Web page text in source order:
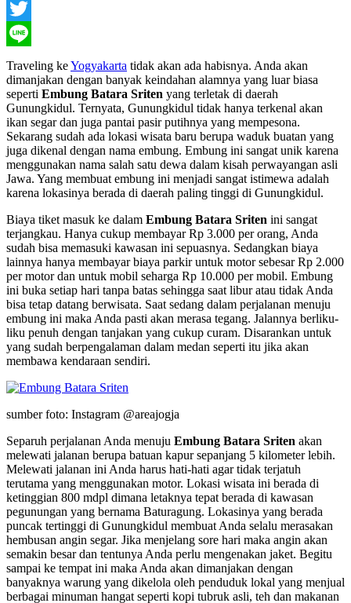
WhatsApp
Twitter
Line
Traveling keYogyakarta tidak akan ada habisnya. Anda akan
dimanjakan dengan banyak keindahan alamnya yang luar biasa
seperti Embung Batara Sriten yang terletak di daerah
Gunungkidul. Ternyata, Gunungkidul tidak hanya terkenal akan
ikan segar dan juga pantai pasir putihnya yang mempesona.
Sekarang sudah ada lokasi wisata baru berupa waduk buatan yang
juga dikenal dengan nama embung. Embung ini sangat unik karena
menggunakan nama salah satu dewa dalam kisah perwayangan asli
Jawa. Yang membuat embung ini menjadi sangat istimewa adalah
karena lokasinya berada di daerah paling tinggi di Gunungkidul.
Biaya tiket masuk ke dalam Embung Batara Sriten ini sangat
terjangkau. Hanya cukup membayar Rp 3.000 per orang, Anda
sudah bisa memasuki kawasan ini sepuasnya. Sedangkan biaya
lainnya hanya membayar biaya parkir untuk motor sebesar Rp 2.000
per motor dan untuk mobil seharga Rp 10.000 per mobil. Embung
ini buka setiap hari tanpa batas sehingga saat libur atau tidak Anda
bisa tetap datang berwisata. Saat sedang dalam perjalanan menuju
embung ini maka Anda pasti akan merasa tegang. Jalannya berliku-
liku penuh dengan tanjakan yang cukup curam. Disarankan untuk
yang sudah berpengalaman dalam medan seperti itu jika akan
membawa kendaraan sendiri.
sumber foto: Instagram @areajogja
Separuh perjalanan Anda menuju Embung Batara Sriten akan
melewati jalanan berupa batuan kapur sepanjang 5 kilometer lebih.
Melewati jalanan ini Anda harus hati-hati agar tidak terjatuh
terutama yang menggunakan motor. Lokasi wisata ini berada di
ketinggian 800 mdpl dimana letaknya tepat berada di kawasan
pegunungan yang bernama Baturagung. Lokasinya yang berada
puncak tertinggi di Gunungkidul membuat Anda selalu merasakan
hembusan angin segar. Jika menjelang sore hari maka angin akan
semakin besar dan tentunya Anda perlu mengenakan jaket. Begitu
sampai ke tempat ini maka Anda akan dimanjakan dengan
banyaknya warung yang dikelola oleh penduduk lokal yang menjual
berbagai minuman hangat seperti kopi tubruk asli, teh dan makanan